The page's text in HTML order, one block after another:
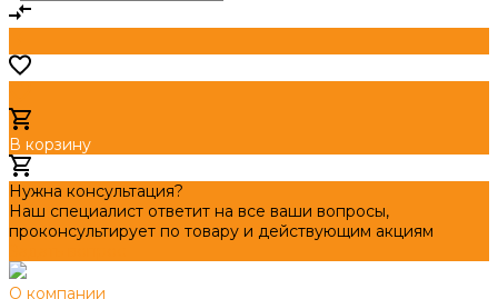
В корзину
Нужна консультация?
Наш специалист ответит на все ваши вопросы,
проконсультирует по товару и действующим акциям
О компании